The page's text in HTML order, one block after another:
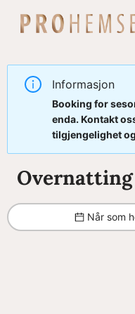
Informasjon
Booking for
enda. Kontakt
tilgjengelighet
Overnatting
Når som
Filter
Brukeravtale
Lukk
Lukk
Kontakt
oss
Lukk
Send